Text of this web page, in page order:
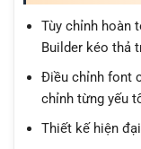
Tùy chỉnh hoàn
Builder kéo thả
Điều chỉnh font
chỉnh từng yếu
Thiết kế hiện